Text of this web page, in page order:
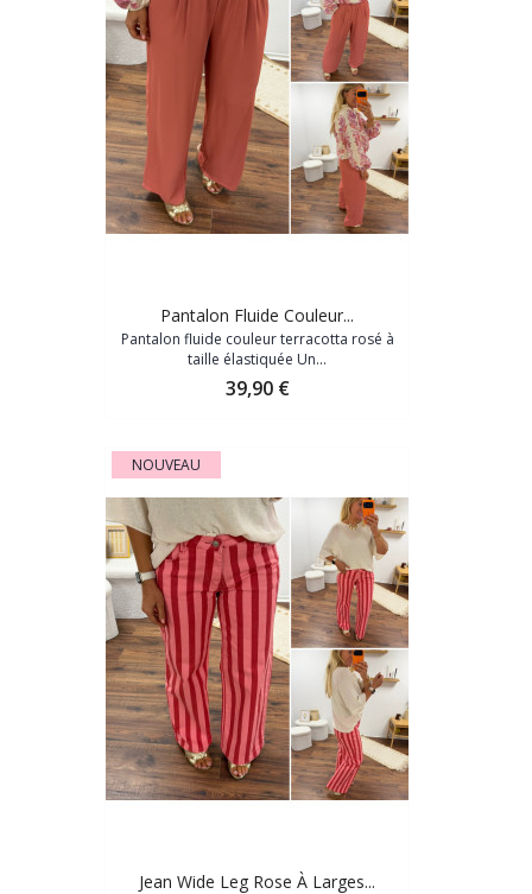
Pantalon Fluide Couleur...
Pantalon fluide couleur terracotta rosé à
taille élastiquée Un...
Prix
39,90 €
Jean Wide Leg Rose À Larges...
NOUVEAU